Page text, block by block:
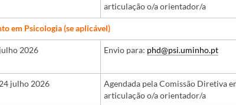
articulação o/a orientador/a
em Psicologia (se aplicável)​ ​
2026 Envio para: phd@psi.uminho.pt
julho 2026
Agendada pela Comissão Diretiva
articulação o/a orientador/a